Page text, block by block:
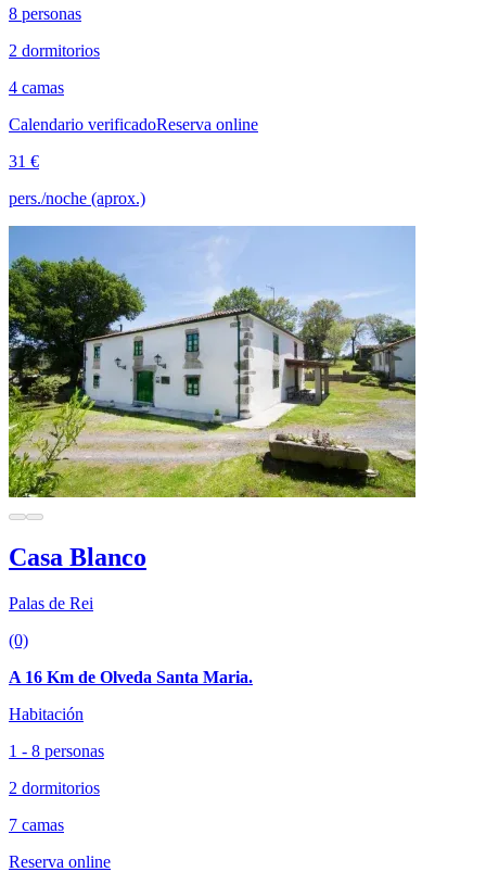
8 personas
2 dormitorios
4 camas
Calendario verificadoReserva online
31 €
pers./noche (aprox.)
Casa Blanco
Palas de Rei
(0)
A 16 Km de Olveda Santa Maria.
Habitación
1 - 8 personas
2 dormitorios
7 camas
Reserva online